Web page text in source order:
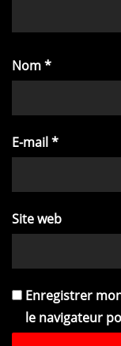
Nom*
E-mail*
Site web
Enregistrer
le navigateur